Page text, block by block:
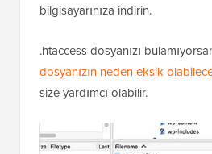
bilgisayarınıza indirin.
.htaccess dosyanızı
dosyanızın neden eksik
size yardımcı olabilir.